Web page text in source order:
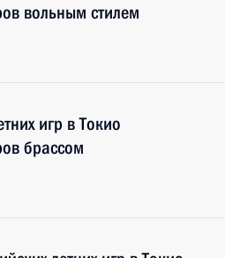
вольным стилем
игр в Токио
брассом